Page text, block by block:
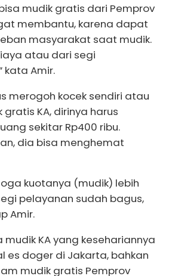
mudik gratis dari Pemprov
membantu, karena dapat
masyarakat saat mudik.
atau dari segi
kata Amir.
merogoh kocek sendiri atau
KA, dirinya harus
sekitar Rp400 ribu.
dia bisa menghemat
kuotanya (mudik) lebih
pelayanan sudah bagus,
Amir.
mudik KA yang kesehariannya
es doger di Jakarta, bahkan
mudik gratis Pemprov